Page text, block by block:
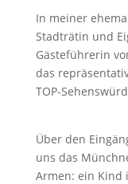
In meiner
Stadträtin und
Gästeführerin
das
TOP-
Über den
uns das
Armen: ein Kind